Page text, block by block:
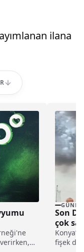
ilana
Son
çok
fişek